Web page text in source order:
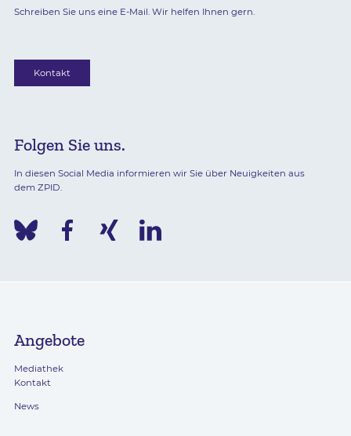
Schreiben Sie uns eine E-Mail. Wir helfen Ihnen gern.
Kontakt
Folgen Sie uns.
In diesen Social Media informieren wir Sie über Neuigkeiten aus
dem ZPID.
Angebote
Mediathek
Kontakt
News